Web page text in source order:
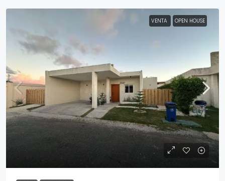
VENTA OPEN HOUSE
USD $250,000